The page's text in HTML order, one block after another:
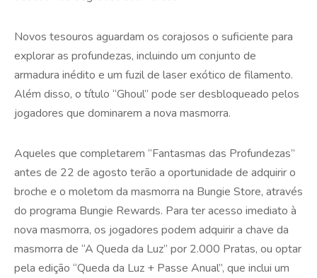
Novos tesouros aguardam os corajosos o suficiente para
explorar as profundezas, incluindo um conjunto de
armadura inédito e um fuzil de laser exótico de filamento.
Além disso, o título “Ghoul” pode ser desbloqueado pelos
jogadores que dominarem a nova masmorra.
Aqueles que completarem “Fantasmas das Profundezas”
antes de 22 de agosto terão a oportunidade de adquirir o
broche e o moletom da masmorra na Bungie Store, através
do programa Bungie Rewards. Para ter acesso imediato à
nova masmorra, os jogadores podem adquirir a chave da
masmorra de “A Queda da Luz” por 2.000 Pratas, ou optar
pela edição “Queda da Luz + Passe Anual”, que inclui um